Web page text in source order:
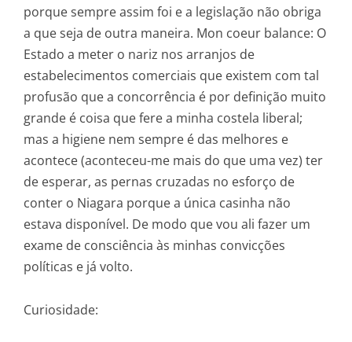
porque sempre assim foi e a legislação não obriga
a que seja de outra maneira. Mon coeur balance: O
Estado a meter o nariz nos arranjos de
estabelecimentos comerciais que existem com tal
profusão que a concorrência é por definição muito
grande é coisa que fere a minha costela liberal;
mas a higiene nem sempre é das melhores e
acontece (aconteceu-me mais do que uma vez) ter
de esperar, as pernas cruzadas no esforço de
conter o Niagara porque a única casinha não
estava disponível. De modo que vou ali fazer um
exame de consciência às minhas convicções
políticas e já volto.
Curiosidade: